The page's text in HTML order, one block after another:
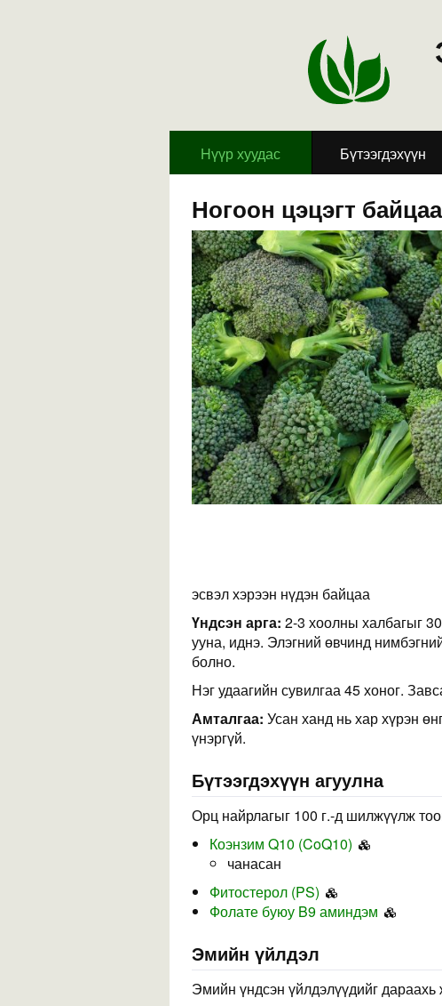
Hүүр хуудас Бүтээгдэхүүн
Ногоон цэцэгт
эсвэл хэрээн нүдэн байцаа
Үндсэн арга: 2-3 хоолны халбагыг
ууна, иднэ. Элэгний өвчинд
болно.
Нэг удаагийн сувилгаа 45 хоног.
Амталгаа: Усан ханд нь хар хүрэн
үнэргүй.
Бүтээгдэхүүн агуулна
Орц найрлагыг 100 г.-д шилжүүлж
Коэнзим Q10 (CoQ10)
чанасан
Фитостерол (PS)
Фолате буюу B9 аминдэм
Эмийн үйлдэл
Эмийн үндсэн үйлдэлүүдийг дараахь